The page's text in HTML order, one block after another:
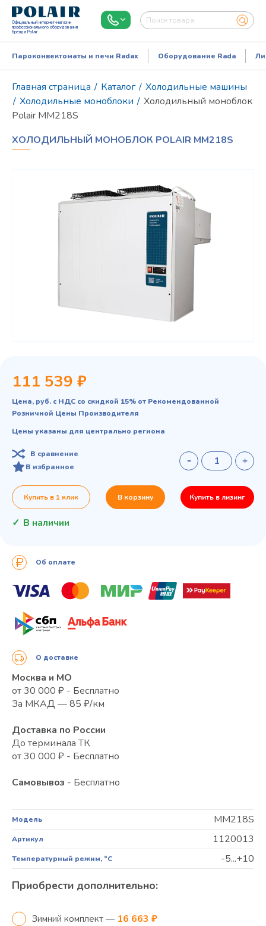
Официальный интернет-магазин
профессионального оборудования
бренда Polair
Режим работы:Пн..Пт: 9.00-18.00
Пароконвектоматы и печи Radax Оборудование Rada
Главная страница / Каталог / Холодильные машины
/ Холодильные моноблоки / Холодильный моноблок
Polair MM218S
ХОЛОДИЛЬНЫЙ МОНОБЛОК POLAIR MM218S
Модель MM218S
Артикул 1120013
Температурный режим, °C -5...+10
Приобрести дополнительно:
Зимний комплект — 16 663 ₽
111 539 ₽
Цена, руб. с НДС со скидкой 15% от Рекомендованной
Розничной Цены Производителя
Цены указаны для центрально региона
В сравнение
В избранное
Купить в 1 клик В корзину Купить в лизинг
В наличии
Об оплате
О доставке
Москва и МО
от 30 000 ₽ - Бесплатно
За МКАД — 85 ₽/км
Доставка по России
До терминала ТК
от 30 000 ₽ - Бесплатно
Самовывоз - Бесплатно